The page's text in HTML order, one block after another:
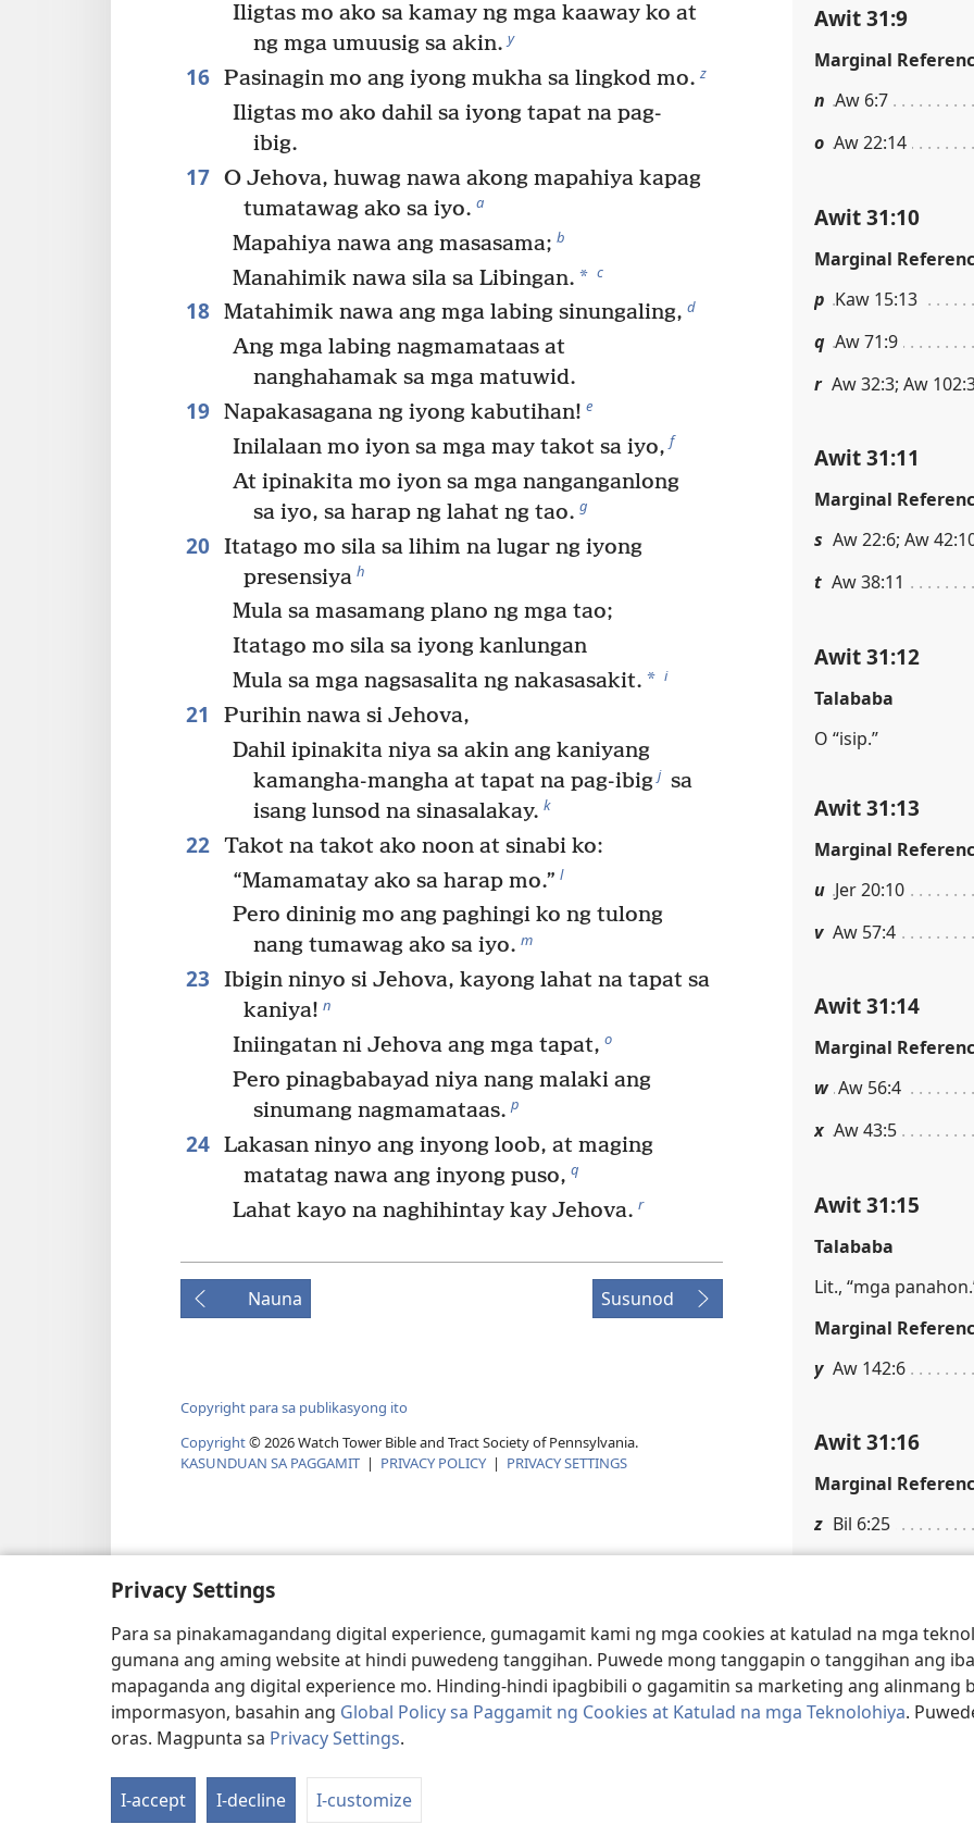
Privacy Settings
Para sa pinakamagandang digital experience, gumagamit kami ng mga cookies at katulad na mga
gumana ang aming website at hindi puwedeng tanggihan. Puwede mong tanggapin o tanggihan ang
mapaganda ang digital experience mo. Hinding-hindi ipagbibili o gagamitin sa marketing ang alinmang
impormasyon, basahin ang Global Policy sa Paggamit ng Cookies at Katulad na mga Teknolohiya.
oras. Magpunta sa Privacy Settings.
I-accept I-decline I-customize
Iligtas mo ako sa kamay ng mga kaaway ko at
ng mga umuusig sa akin. y
16 Pasinagin mo ang iyong mukha sa lingkod mo. z
Iligtas mo ako dahil sa iyong tapat na pag-
ibig.
17 O Jehova, huwag nawa akong mapahiya kapag
tumatawag ako sa iyo. a
Mapahiya nawa ang masasama; b
Manahimik nawa sila sa Libingan. * c
18 Matahimik nawa ang mga labing sinungaling, d
Ang mga labing nagmamataas at
nanghahamak sa mga matuwid.
19 Napakasagana ng iyong kabutihan! e
Inilalaan mo iyon sa mga may takot sa iyo, f
At ipinakita mo iyon sa mga nanganganlong
sa iyo, sa harap ng lahat ng tao. g
20 Itatago mo sila sa lihim na lugar ng iyong
presensiya h
Mula sa masamang plano ng mga tao;
Itatago mo sila sa iyong kanlungan
Mula sa mga nagsasalita ng nakasasakit. * i
21
Purihin nawa si Jehova,
Dahil ipinakita niya sa akin ang kaniyang
kamangha-mangha at tapat na pag-ibig j sa
isang lunsod na sinasalakay. k
22 Takot na takot ako noon at sinabi ko:
“Mamamatay ako sa harap mo.” l
Pero dininig mo ang paghingi ko ng tulong
nang tumawag ako sa iyo. m
23
Ibigin ninyo si Jehova, kayong lahat na tapat sa
kaniya! n
Iniingatan ni Jehova ang mga tapat, o
Pero pinagbabayad niya nang malaki ang
sinumang nagmamataas. p
24 Lakasan ninyo ang inyong loob, at maging
matatag nawa ang inyong puso, q
Lahat kayo na naghihintay kay Jehova. r
Nauna Susunod
Copyright para sa publikasyong ito
Copyright©2026Watch Tower Bible and Tract Society of Pennsylvania.
KASUNDUAN SA PAGGAMIT | PRIVACY POLICY | PRIVACY SETTINGS
Awit 31:9
Marginal
n Aw 6:7
o Aw 22:14
Awit 31:10
Marginal
p Kaw 15:13
q Aw 71:9
r Aw 32:3; Aw
Awit 31:11
Marginal
s Aw 22:6; Aw
t Aw 38:11
Awit 31:12
Talababa
O “isip.”
Awit 31:13
Marginal
u Jer 20:10
v Aw 57:4
Awit 31:14
Marginal
w Aw 56:4
x Aw 43:5
Awit 31:15
Talababa
Lit., “mga
Marginal
y Aw 142:6
Awit 31:16
Marginal
z Bil 6:25
Talababa
O “Sheol.”
Marginal